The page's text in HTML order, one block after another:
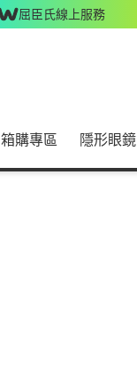
屈臣氏線上服務
箱購專區 隱形眼鏡